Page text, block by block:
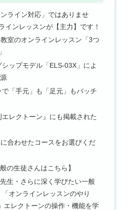
ライン対応」ではありませ
インレッスンが【主力】です！
室のオンラインレッスン「3つ
ップモデル「ELS-03X」によ
「手元」も「足元」もバッチ
レクトーン』にも掲載された
合わせたコースをお選びくだ
の生徒さんはこちら】
生・さらに深く学びたい一般
オンラインレッスンのやり
エレクトーンの操作・機能を学